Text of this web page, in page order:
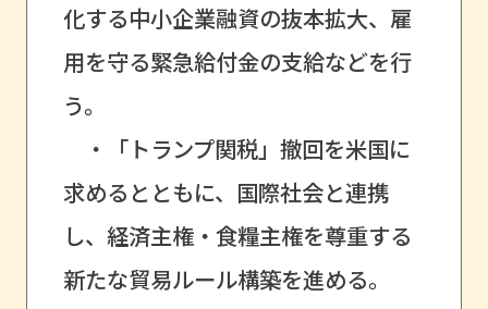
化する中小企業融資の抜本拡大、雇
用を守る緊急給付金の支給などを行
う。
・「トランプ関税」撤回を米国に
求めるとともに、国際社会と連携
し、経済主権・食糧主権を尊重する
新たな貿易ルール構築を進める。